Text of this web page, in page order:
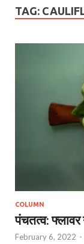
TAG:
COLUMN
पंचतत्व: फ्लावर
February 6, 2022 -